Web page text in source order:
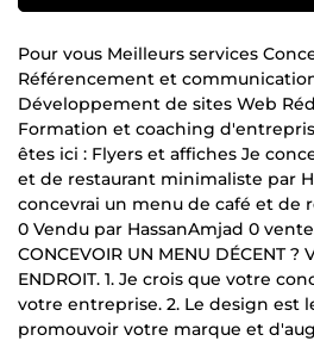
Pour vous Meilleurs services
Référencement et
Développement de sites Web
Formation et coaching
êtes ici : Flyers et affiches Je
et de restaurant minimaliste par
concevrai un menu de café et de
0 Vendu par HassanAmjad 0
CONCEVOIR UN MENU DÉCENT ?
ENDROIT. 1. Je crois que votre
votre entreprise. 2. Le design est
promouvoir votre marque et